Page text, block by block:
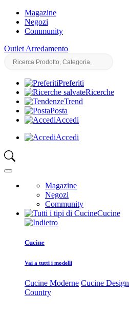
Magazine
Negozi
Community
Outlet Arredamento
Preferiti
Ricerche
Trend
Posta
Accedi
Accedi
Magazine
Negozi
Community
Cucine
Cucine
Vai a tutti i modelli
Cucine Moderne Cucine Design
Country